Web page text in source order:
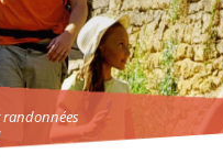
randonnées